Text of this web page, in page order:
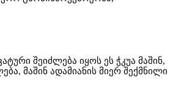
შეიძლება იყოს ეს ჭკუა მაშინ,
მაშინ ადამიანის მიერ შექმნილი